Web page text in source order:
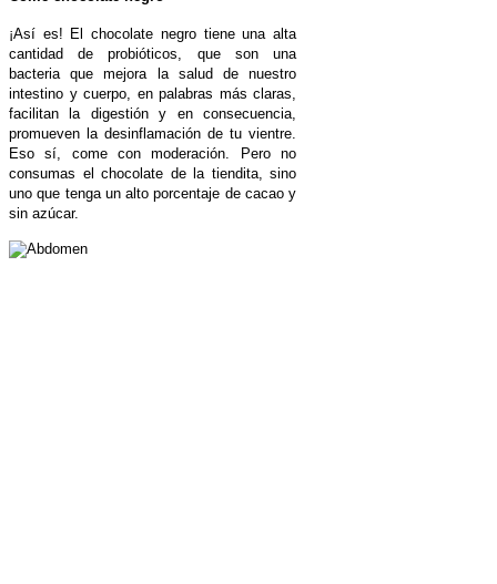
¡Así es! El chocolate negro tiene una alta
cantidad de probióticos, que son una
bacteria que mejora la salud de nuestro
intestino y cuerpo, en palabras más claras,
facilitan la digestión y en consecuencia,
promueven la desinflamación de tu vientre.
Eso sí, come con moderación. Pero no
consumas el chocolate de la tiendita, sino
uno que tenga un alto porcentaje de cacao y
sin azúcar.